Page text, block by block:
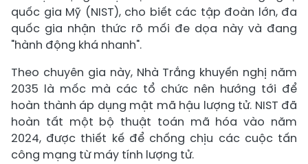
quốc gia Mỹ (NIST), cho biết các tập đoàn lớn, đa
quốc gia nhận thức rõ mối đe dọa này và đang
"hành động khá nhanh".
Theo chuyên gia này, Nhà Trắng khuyến nghị năm
2035 là mốc mà các tổ chức nên hướng tới để
hoàn thành áp dụng mật mã hậu lượng tử. NIST đã
hoàn tất một bộ thuật toán mã hóa vào năm
2024, được thiết kế để chống chịu các cuộc tấn
công mạng từ máy tính lượng tử.